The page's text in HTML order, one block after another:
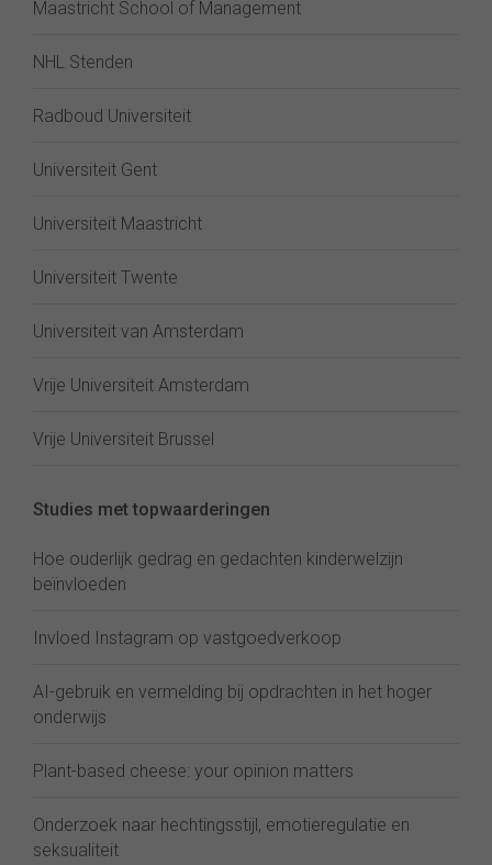
Maastricht School of Management
NHL Stenden
Radboud Universiteit
Universiteit Gent
Universiteit Maastricht
Universiteit Twente
Universiteit van Amsterdam
Vrije Universiteit Amsterdam
Vrije Universiteit Brussel
Studies met topwaarderingen
Hoe ouderlijk gedrag en gedachten kinderwelzijn
beïnvloeden
Invloed Instagram op vastgoedverkoop
AI-gebruik en vermelding bij opdrachten in het hoger
onderwijs
Plant-based cheese: your opinion matters
Onderzoek naar hechtingsstijl, emotieregulatie en
seksualiteit